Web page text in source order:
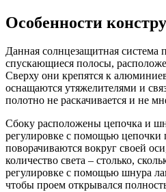
Особенности
Данная солнцезащитная система
спускающиеся полосы,
Сверху они крепятся к
оснащаются утяжелителями и
полотно не раскачивается и не
Сбоку расположены цепочка и
регулировке с помощью цепочки
поворачиваются вокруг своей
количество света – столько,
регулировке с помощью шнура
чтобы проем открывался